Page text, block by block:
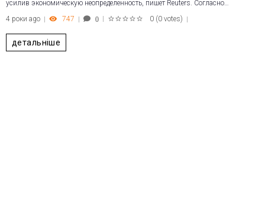
усилив экономическую неопределенность, пишет Reuters. Согласно…
4 роки ago
747 0 0 (0 votes)
детальніше